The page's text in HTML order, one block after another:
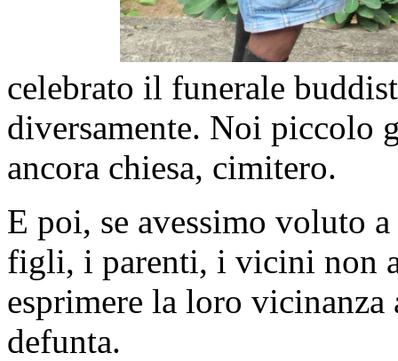
celebrato il funerale
diversamente. Noi piccolo
ancora chiesa, cimitero.
E poi, se avessimo voluto
figli, i parenti, i vicini non
esprimere la loro
defunta.